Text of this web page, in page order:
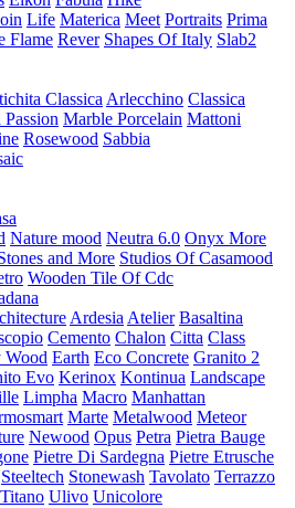
Life Materica Meet Portraits Prima
Flame Rever Shapes Of Italy Slab2
Classica Arlecchino Classica
Passion Marble Porcelain Mattoni
Rosewood Sabbia
Nature mood Neutra 6.0 Onyx More
and More Studios Of Casamood
Wooden Tile Of Cdc
Ardesia Atelier Basaltina
Cemento Chalon Citta Class
Wood Earth Eco Concrete Granito 2
Evo Kerinox Kontinua Landscape
Limpha Macro Manhattan
Marte Metalwood Meteor
Newood Opus Petra Pietra Bauge
Pietre Di Sardegna Pietre Etrusche
Steeltech Stonewash Tavolato Terrazzo
Titano Ulivo Unicolore